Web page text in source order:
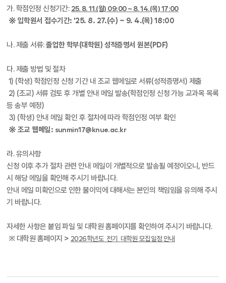
가. 학점인정 신청기간: 25. 8. 11.(월) 09:00 ~ 8. 14.(목) 17:00
※ 입학원서 접수기간: '25. 8. 27.(수) ~ 9. 4.(목) 18:00
나. 제출 서류:졸업한 학부(대학원) 성적증명서 원본(PDF)
다. 제출 방법 및 절차
1) (학생) 학점인정 신청 기간 내 조교 웹메일로 서류(성적증명서) 제출
2) (조교) 서류 검토 후 개별 안내 메일 발송(학점인정 신청 가능 교과목 목록
등 송부 예정)
3) (학생) 안내 메일 확인 후 절차에 따라 학점인정 여부 확인
※ 조교 웹메일: sunmin17@knue.ac.kr
라. 유의사항
신청 이후 추가 절차 관련 안내 메일이 개별적으로 발송될 예정이오니, 반드
시 해당 메일을 확인해 주시기 바랍니다.
안내 메일 미확인으로 인한 불이익에 대해서는 본인의 책임임을 유의해 주시
기 바랍니다.
자세한 사항은 붙임 파일 및 대학원 홈페이지를 확인하여 주시기 바랍니다.
※ 대학원 홈페이지 > 2026학년도 전기 대학원 모집일정 안내